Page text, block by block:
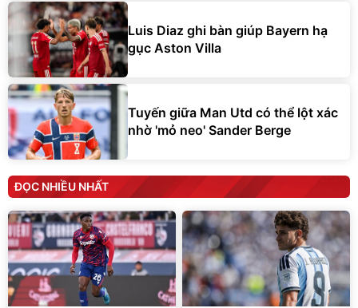
Luis Diaz ghi bàn giúp Bayern hạ
gục Aston Villa
Tuyến giữa Man Utd có thể lột xác
nhờ 'mỏ neo' Sander Berge
ĐỌC NHIỀU NHẤT